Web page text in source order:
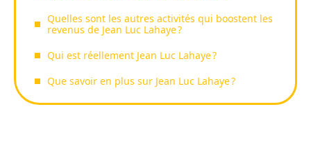
Quelles sont les autres activités qui boostent les
revenus de Jean Luc Lahaye ?
Qui est réellement Jean Luc Lahaye ?
Que savoir en plus sur Jean Luc Lahaye ?